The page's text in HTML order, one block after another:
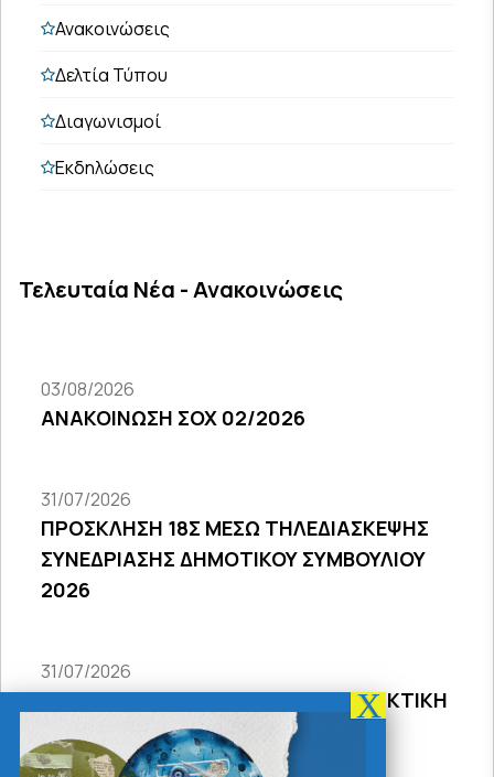
Ανακοινώσεις
Δελτία Τύπου
Διαγωνισμοί
Εκδηλώσεις
Τελευταία Νέα - Ανακοινώσεις
03/08/2026
ΑΝΑΚΟΙΝΩΣΗ ΣΟΧ 02/2026
31/07/2026
ΠΡΟΣΚΛΗΣΗ 18Σ ΜΕΣΩ ΤΗΛΕΔΙΑΣΚΕΨΗΣ
ΣΥΝΕΔΡΙΑΣΗΣ ΔΗΜΟΤΙΚΟΥ ΣΥΜΒΟΥΛΙΟΥ
2026
31/07/2026
ΠΡΟΣΚΛΗΣΗ 27ης ΣΥΝΕΔΡΙΑΣΗΣ ΤΑΚΤΙΚΗ